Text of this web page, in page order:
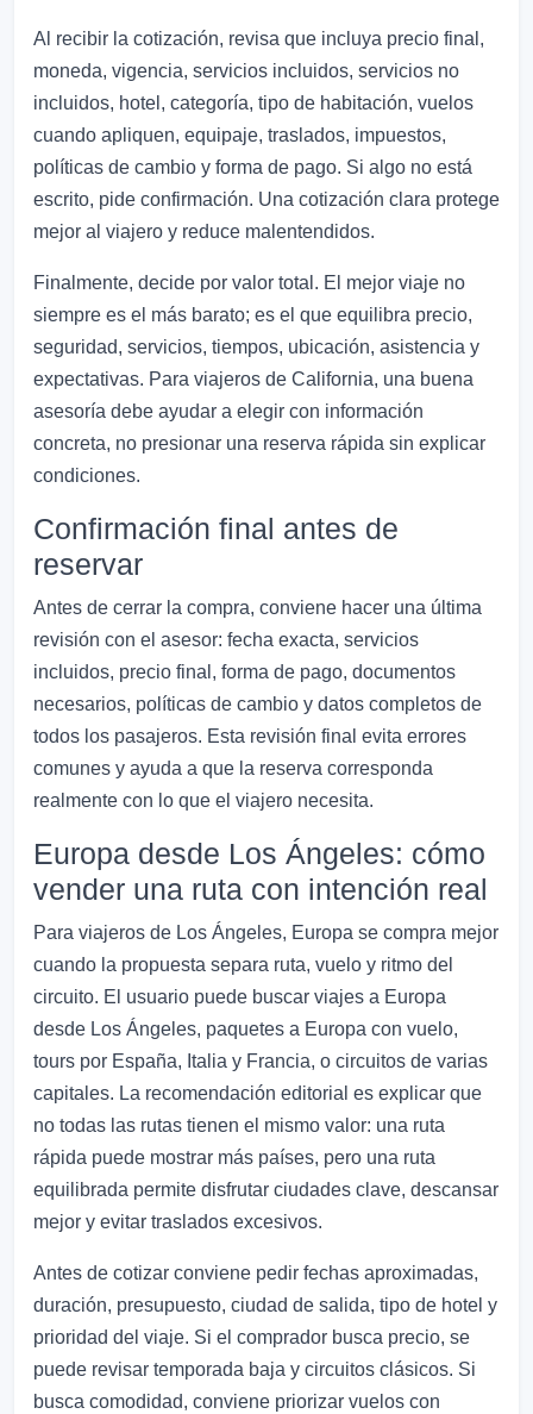
Al recibir la cotización, revisa que incluya precio final,
moneda, vigencia, servicios incluidos, servicios no
incluidos, hotel, categoría, tipo de habitación, vuelos
cuando apliquen, equipaje, traslados, impuestos,
políticas de cambio y forma de pago. Si algo no está
escrito, pide confirmación. Una cotización clara protege
mejor al viajero y reduce malentendidos.
Finalmente, decide por valor total. El mejor viaje no
siempre es el más barato; es el que equilibra precio,
seguridad, servicios, tiempos, ubicación, asistencia y
expectativas. Para viajeros de California, una buena
asesoría debe ayudar a elegir con información
concreta, no presionar una reserva rápida sin explicar
condiciones.
Confirmación final antes de
reservar
Antes de cerrar la compra, conviene hacer una última
revisión con el asesor: fecha exacta, servicios
incluidos, precio final, forma de pago, documentos
necesarios, políticas de cambio y datos completos de
todos los pasajeros. Esta revisión final evita errores
comunes y ayuda a que la reserva corresponda
realmente con lo que el viajero necesita.
Europa desde Los Ángeles: cómo
vender una ruta con intención real
Para viajeros de Los Ángeles, Europa se compra mejor
cuando la propuesta separa ruta, vuelo y ritmo del
circuito. El usuario puede buscar viajes a Europa
desde Los Ángeles, paquetes a Europa con vuelo,
tours por España, Italia y Francia, o circuitos de varias
capitales. La recomendación editorial es explicar que
no todas las rutas tienen el mismo valor: una ruta
rápida puede mostrar más países, pero una ruta
equilibrada permite disfrutar ciudades clave, descansar
mejor y evitar traslados excesivos.
Antes de cotizar conviene pedir fechas aproximadas,
duración, presupuesto, ciudad de salida, tipo de hotel y
prioridad del viaje. Si el comprador busca precio, se
puede revisar temporada baja y circuitos clásicos. Si
busca comodidad, conviene priorizar vuelos con